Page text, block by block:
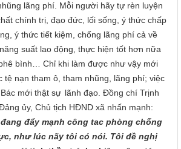
lãng phí. Mỗi người hãy tự rèn luyện
chính trị, đạo đức, lối sống, ý thức chấp
ý thức tiết kiệm, chống lãng phí cả về
suất lao động, thực hiện tốt hơn nữa
bình… Chỉ khi làm được như vậy mới
tệ nạn tham ô, tham nhũng, lãng phí; việc
mới thật sự lãnh đạo. Đồng chí Trịnh
ủy, Chủ tịch HĐND xã nhấn mạnh:
đẩy mạnh công tac phòng chống
như lúc nãy tôi có nói. Tôi đề nghị